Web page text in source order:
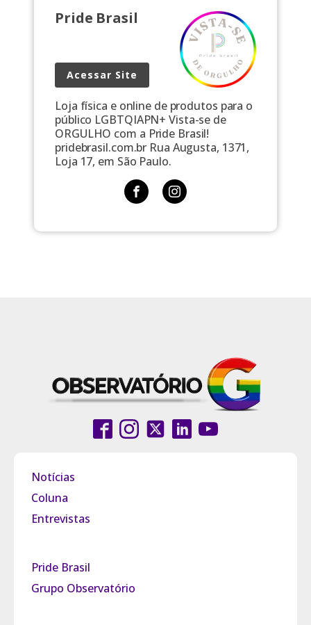
Pride Brasil
Acessar Site
Loja física e online de produtos para o
público LGBTQIAPN+ Vista-se de
ORGULHO com a Pride Brasil!
pridebrasil.com.br Rua Augusta, 1371,
Loja 17, em São Paulo.
Notícias
Coluna
Entrevistas
Pride Brasil
Grupo Observatório